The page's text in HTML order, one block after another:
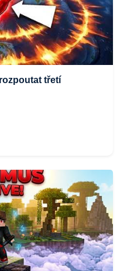
třetí